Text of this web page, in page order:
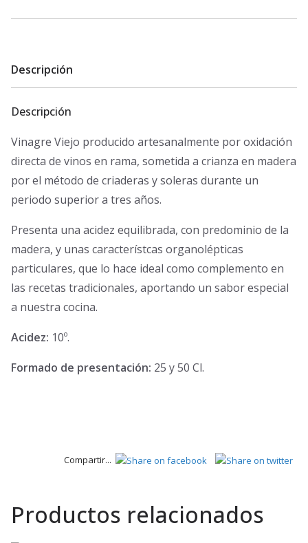
Descripción
Descripción
Vinagre Viejo producido artesanalmente por oxidación
directa de vinos en rama, sometida a crianza en madera
por el método de criaderas y soleras durante un
periodo superior a tres años.
Presenta una acidez equilibrada, con predominio de la
madera, y unas característcas organolépticas
particulares, que lo hace ideal como complemento en
las recetas tradicionales, aportando un sabor especial
a nuestra cocina.
Acidez: 10º.
Formado de presentación: 25 y 50 Cl.
Compartir...
Productos relacionados